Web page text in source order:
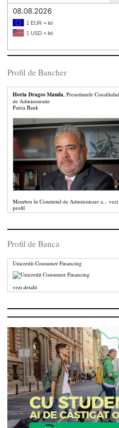
08.08.2026
1 EUR = lei
1 USD = lei
Profil de Bancher
Horia Dragos Manda , Presedintele Consiliului
de Administratie
Patria Bank
Membru în Comitetul de Administrare a... vezi
profil
Profil de Banca
Unicredit Consumer Financing
vezi detalii